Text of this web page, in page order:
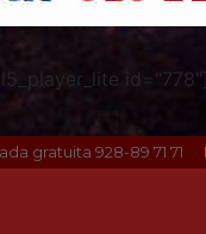
id="778"]
gratuita 928-89 71 71